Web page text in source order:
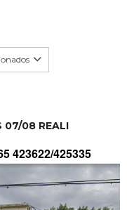
07/08 REALI
423622/425335